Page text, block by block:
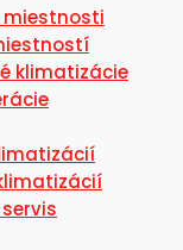
miestnosti
klimatizácie